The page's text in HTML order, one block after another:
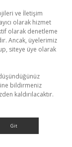
ve İletişim
olarak hizmet
olarak denetleme
Ancak, üyelerimiz
siteye üye olarak
bildirmeniz
kaldırılacaktır.